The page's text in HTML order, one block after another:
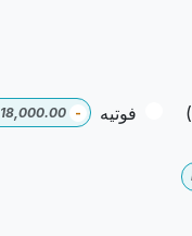
فوتيه -
18,000.00